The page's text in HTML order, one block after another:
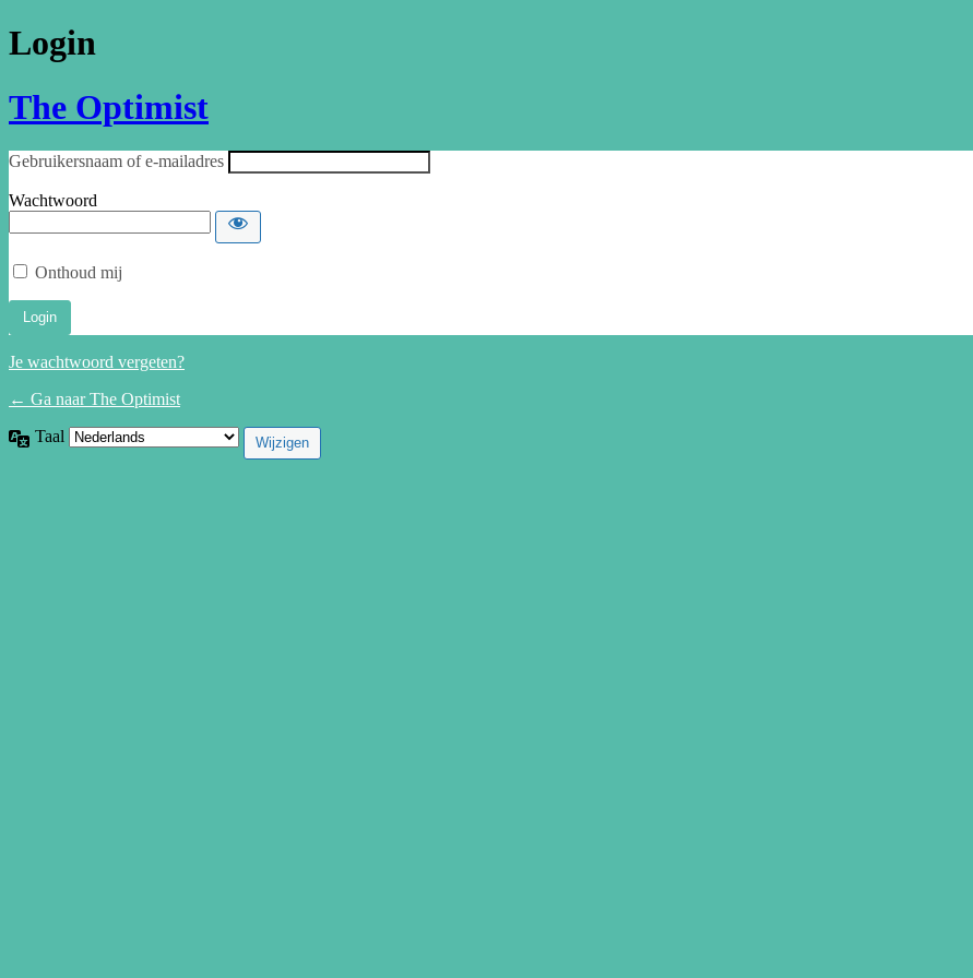
Login
The Optimist
Gebruikersnaam of e-mailadres
Wachtwoord
Onthoud mij
Je wachtwoord vergeten?
← Ga naar The Optimist
Taal